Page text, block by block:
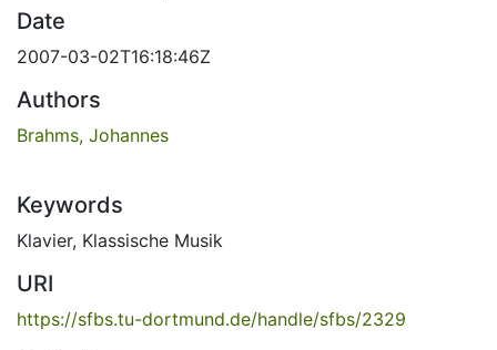
Date
2007-03-02T16:18:46Z
Authors
Brahms, Johannes
Keywords
Klavier, Klassische Musik
URI
https://sfbs.tu-dortmund.de/handle/sfbs/2329